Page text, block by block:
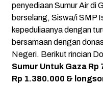
penyediaan Sumur Air di
berselang, Siswa/i SMP
kepeduliaanya dengan
bersamaan dengan
Negeri. Berikut rincian
Sumur Untuk Gaza
Rp 1.380.000 &